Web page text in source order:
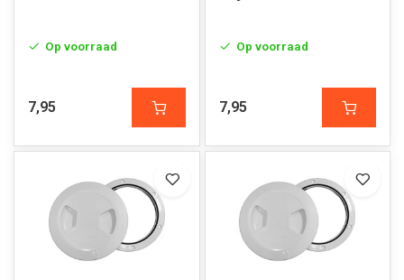
Op voorraad
7,95
Op voorraad
7,95